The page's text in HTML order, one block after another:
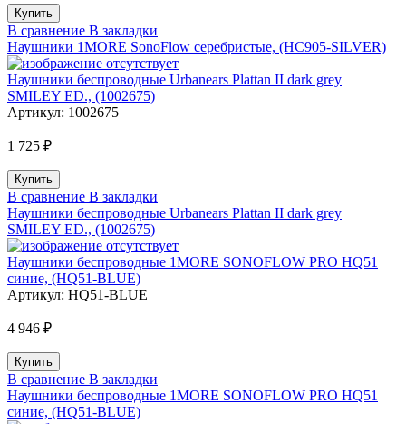
В сравнение В закладки
Наушники 1MORE SonoFlow серебристые, (HC905-SILVER)
Наушники беспроводные Urbanears Plattan II dark grey
SMILEY ED., (1002675)
Артикул: 1002675
1 725 ₽
В сравнение В закладки
Наушники беспроводные Urbanears Plattan II dark grey
SMILEY ED., (1002675)
Наушники беспроводные 1MORE SONOFLOW PRO HQ51
синие, (HQ51-BLUE)
Артикул: HQ51-BLUE
4 946 ₽
В сравнение В закладки
Наушники беспроводные 1MORE SONOFLOW PRO HQ51
синие, (HQ51-BLUE)